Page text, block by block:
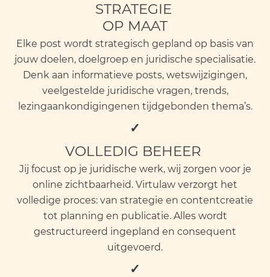
STRATEGIE
OP MAAT
Elke post wordt strategisch gepland op basis van
jouw doelen, doelgroep en juridische specialisatie.
Denk aan informatieve posts, wetswijzigingen,
veelgestelde juridische vragen, trends,
lezingaankondigingenen tijdgebonden thema’s.
✓
VOLLEDIG BEHEER
Jij focust op je juridische werk, wij zorgen voor je
online zichtbaarheid. Virtulaw verzorgt het
volledige proces: van strategie en contentcreatie
tot planning en publicatie. Alles wordt
gestructureerd ingepland en consequent
uitgevoerd.
✓